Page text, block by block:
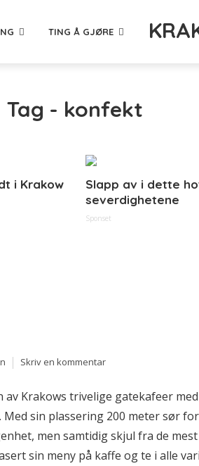
TING Å GJØRE
Tag - konfekt
i Krakow
Slapp av i dette
severdighetene
Sponset
Skriv en kommentar
av Krakows trivelige gatekafeer
sin plassering 200 meter sør
men samtidig skjul fra de
sin meny på kaffe og te i alle